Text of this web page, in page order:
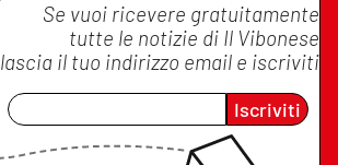
Se vuoi ricevere gratuitamente
tutte le notizie di Il Vibonese
lascia il tuo indirizzo email e iscriviti
Iscriviti